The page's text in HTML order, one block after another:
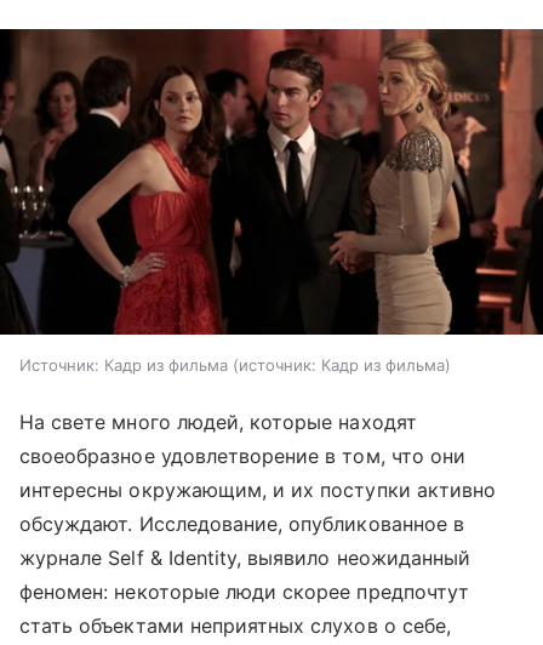
Источник: Кадр из фильма источник: Кадр из фильма
На свете много людей, которые находят
своеобразное удовлетворение в том, что они
интересны окружающим, и их поступки активно
обсуждают. Исследование, опубликованное в
журнале Self & Identity, выявило неожиданный
феномен: некоторые люди скорее предпочтут
стать объектами неприятных слухов о себе,